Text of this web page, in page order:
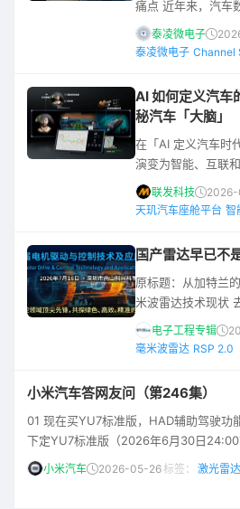
学能转化为电能
痛点 近年来，汽车
期，智能化渗透率
出，2025年中国乘
到2032年有望突破
能。 在技术路线方面，Bluetooth® LE方案占
据数字钥匙市场半
泰凌微电子
泰凌微电子 Channel
AI 如何定义汽车
秘汽车「大脑」
在「AI 定义汽车时
演变为智能、互联
知、理解并响应用
一转变的核心 正是
共同实现更智能的移动出行：
通过语音、视觉和
联发科技
天玑汽车座舱平台 智
国产雷达早已不
原标题：从加特兰
米波雷达技术现状
兰日活动上，加特
说，预计加特兰汽
个目标。 2025年
万+颗——国内已经
加特兰芯片(如下图
电子工程专辑
毫米波雷达 RSP 2.0
小米汽车答网友问（第246集）
01 现在买YU7标准版，HAD辅助驾驶功
下定YU7标准版（2026年6月30日
免费使用权益。 此外，YU7的辅助驾驶
700TOPS 算力 Thor 芯片、激光雷达、
小米汽车 2026-05-26标签： 激光雷达